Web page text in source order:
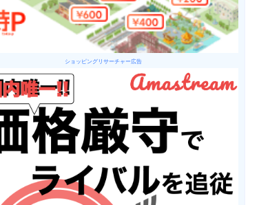
ショッピングリサーチャー広告